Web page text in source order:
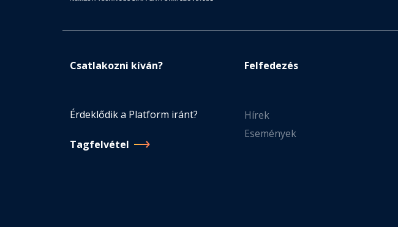
Csatlakozni kíván?
Érdeklődik a Platform iránt?
Tagfelvétel
Felfedezés
Hírek
Események